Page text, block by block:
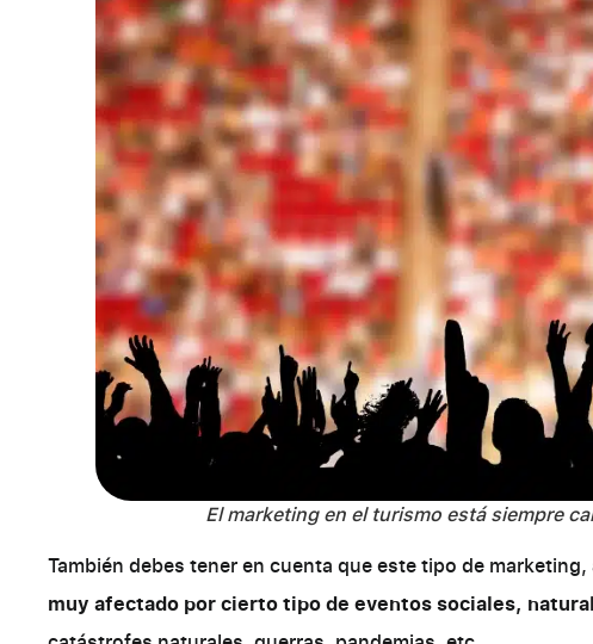
El marketing en el turismo está siempre
También debes tener en cuenta que este tipo de
muy afectado por cierto tipo de eventos sociales,